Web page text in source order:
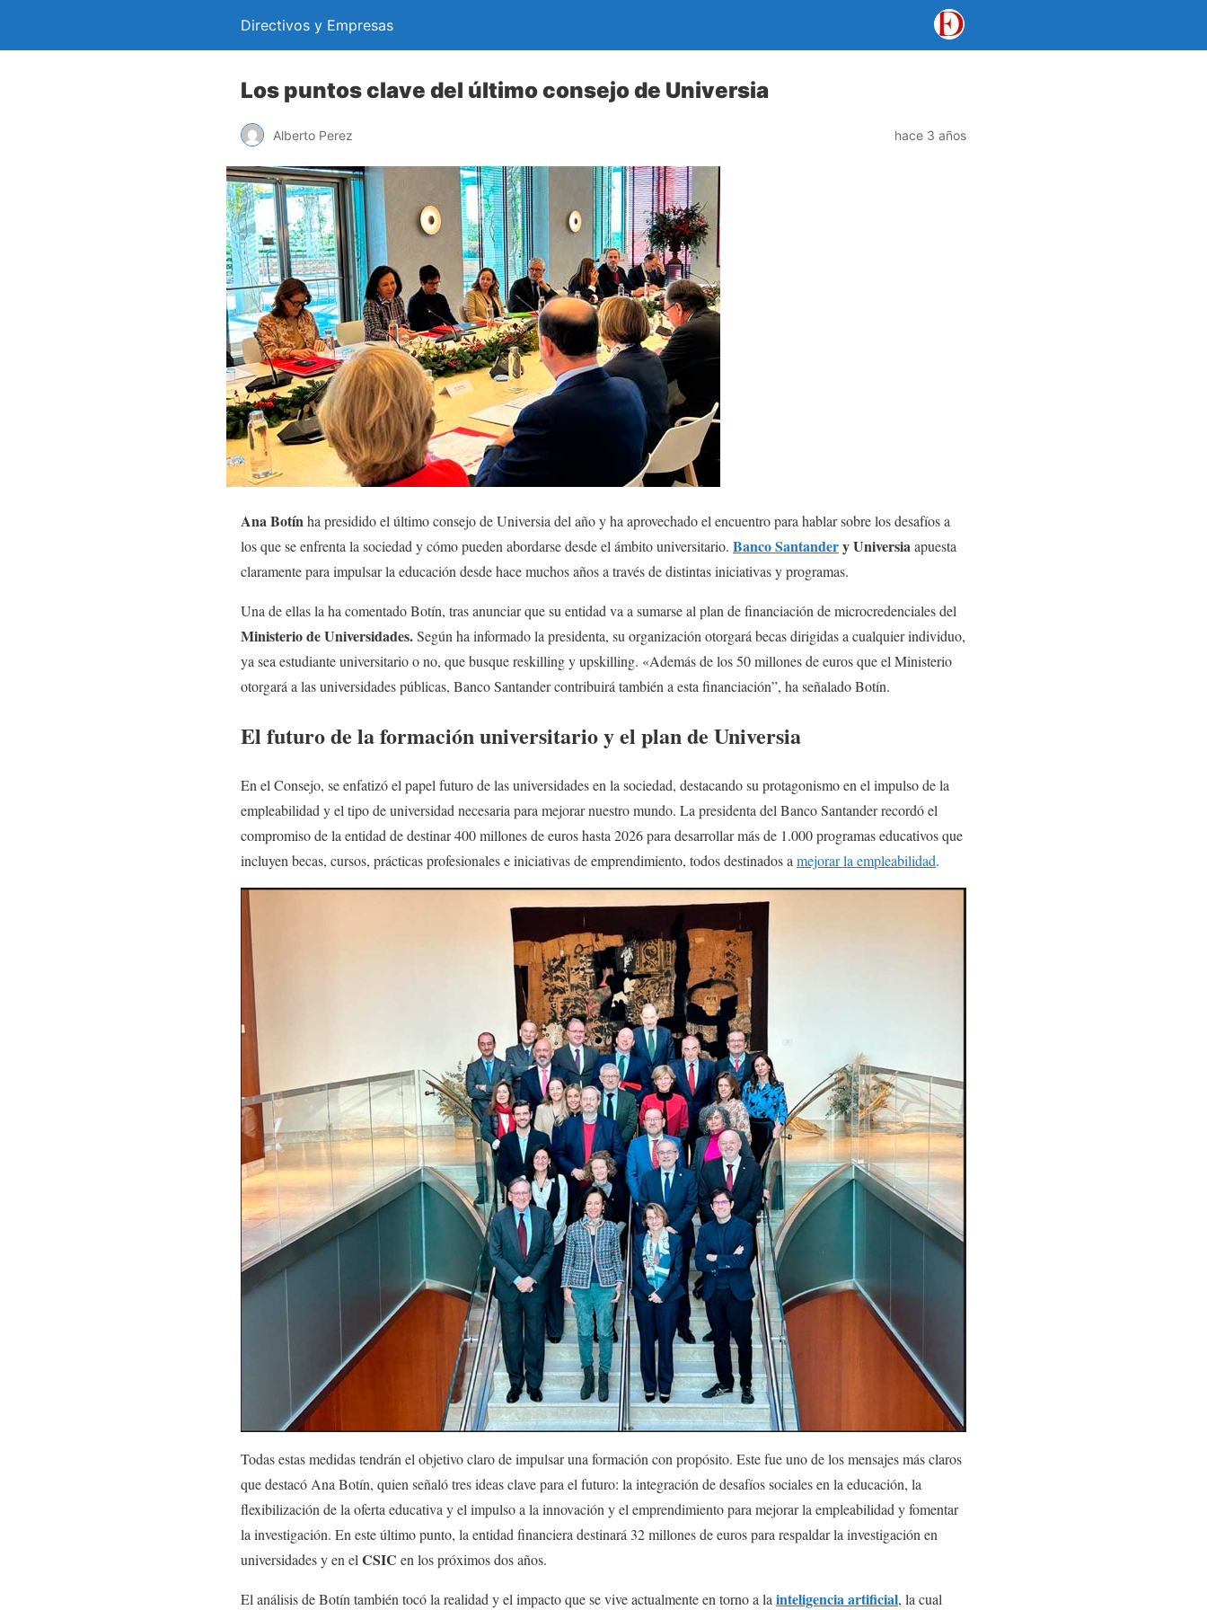
Directivos y Empresas
Los puntos clave del último consejo de Universia
Alberto Perez hace 3 años
Ana Botínha presidido el último consejo de Universia del año y ha aprovechado el encuentro para hablar sobre los desafíos a
los que se enfrenta la sociedad y cómo pueden abordarse desde el ámbito universitario. Banco Santandery Universiaapuesta
claramente para impulsar la educación desde hace muchos años a través de distintas iniciativas y programas.
Una de ellas la ha comentado Botín, tras anunciar que su entidad va a sumarse al plan de financiación de microcredenciales del
Ministerio de Universidades.Según ha informado la presidenta, su organización otorgará becas dirigidas a cualquier individuo,
ya sea estudiante universitario o no, que busque reskilling y upskilling. «Además de los 50 millones de euros que el Ministerio
otorgará a las universidades públicas, Banco Santander contribuirá también a esta financiación”, ha señalado Botín.
El futuro de la formación universitario y el plan de Universia
En el Consejo, se enfatizó el papel futuro de las universidades en la sociedad, destacando su protagonismo en el impulso de la
empleabilidad y el tipo de universidad necesaria para mejorar nuestro mundo. La presidenta del Banco Santander recordó el
compromiso de la entidad de destinar 400 millones de euros hasta 2026 para desarrollar más de 1.000 programas educativos que
incluyen becas, cursos, prácticas profesionales e iniciativas de emprendimiento, todos destinados a mejorar la empleabilidad.
Todas estas medidas tendrán el objetivo claro de impulsar una formación con propósito. Este fue uno de los mensajes más claros
que destacó Ana Botín, quien señaló tres ideas clave para el futuro: la integración de desafíos sociales en la educación, la
flexibilización de la oferta educativa y el impulso a la innovación y el emprendimiento para mejorar la empleabilidad y fomentar
la investigación. En este último punto, la entidad financiera destinará 32 millones de euros para respaldar la investigación en
universidades y en elCSIC en los próximos dos años.
El análisis de Botín también tocó la realidad y el impacto que se vive actualmente en torno a lainteligencia artificial, la cual